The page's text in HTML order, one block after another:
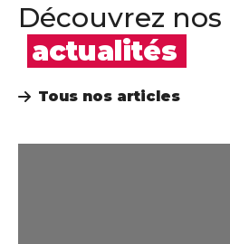
Découvrez nos
actualités
Tous nos articles